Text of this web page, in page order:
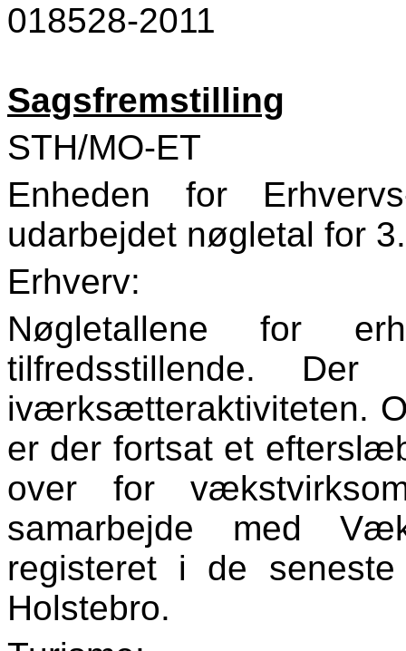
018528-2011
Sagsfremstilling
STH/MO-ET
Enheden for
udarbejdet nøgletal for
Erhverv:
Nøgletallene for
tilfredsstillende.
iværksætteraktiviteten.
er der fortsat et
over for
samarbejde med
registeret i de
Holstebro.